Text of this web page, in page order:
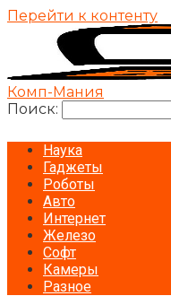
Перейти к контенту
Комп-Мания
Поиск:
Наука
Гаджеты
Роботы
Авто
Интернет
Железо
Софт
Камеры
Разное